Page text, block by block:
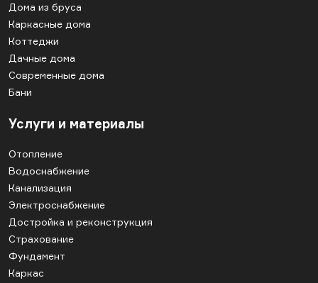
Дома из бруса
Каркасные дома
Коттеджи
Дачные дома
Современные дома
Бани
Услуги и материалы
Отопление
Водоснабжение
Канализация
Электроснабжение
Достройка и реконструкция
Страхование
Фундамент
Каркас